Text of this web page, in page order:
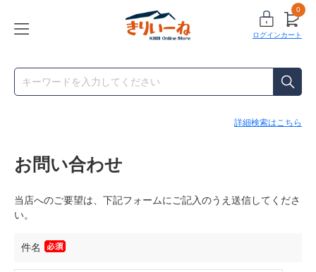
ログイン
0
カート
詳細検索はこちら
お問い合わせ
当店へのご要望は、下記フォームにご記入のうえ送信してくださ
い。
件名